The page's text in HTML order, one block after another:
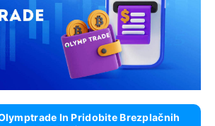
In Pridobite Brezplačnih